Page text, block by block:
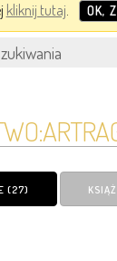
kliknij tutaj. OK,
(27)